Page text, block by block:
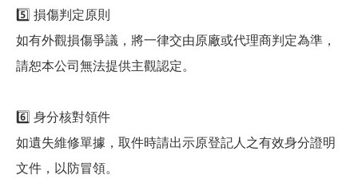
5️⃣ 損傷判定原則
如有外觀損傷爭議，將一律交由原廠或代理商判定為準，
請恕本公司無法提供主觀認定。
6️⃣ 身分核對領件
如遺失維修單據，取件時請出示原登記人之有效身分證明
文件，以防冒領。